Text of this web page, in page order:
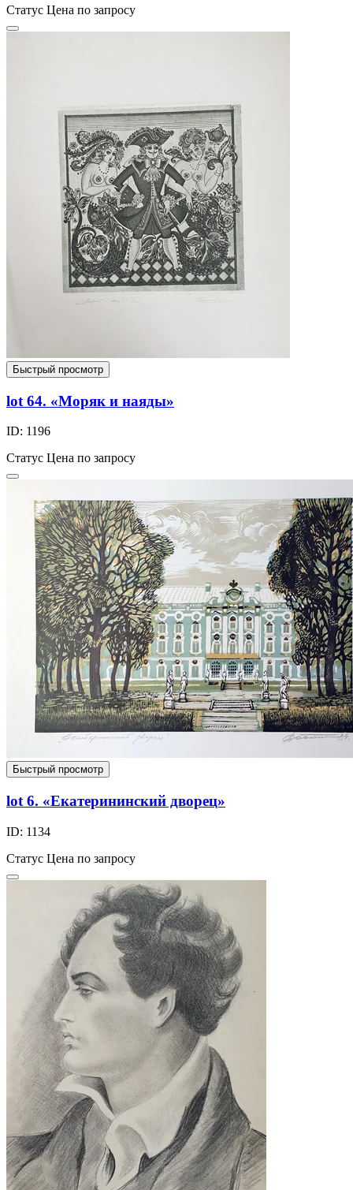
Статус Цена по запросу
Быстрый просмотр
lot 64. «Моряк и наяды»
ID: 1196
Статус Цена по запросу
Быстрый просмотр
lot 6. «Екатерининский дворец»
ID: 1134
Статус Цена по запросу